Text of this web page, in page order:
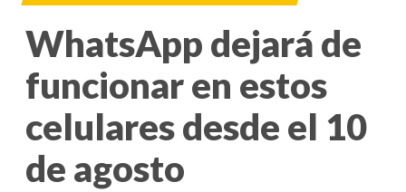
WhatsApp dejará de
funcionar en estos
celulares desde el 10
de agosto